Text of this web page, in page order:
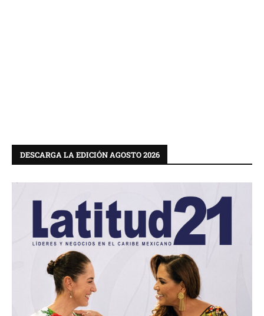
DESCARGA LA EDICIÓN AGOSTO 2026